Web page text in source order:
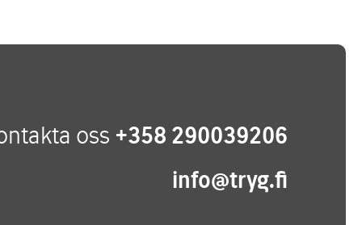
oss +358 290039206
info@tryg.fi